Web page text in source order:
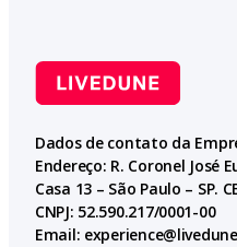
Dados de contato da
Endereço: R. Coronel José
Casa 13 – São Paulo – SP.
CNPJ: 52.590.217/0001-00
Email: